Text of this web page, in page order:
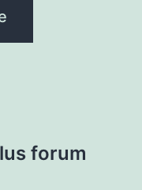
forum